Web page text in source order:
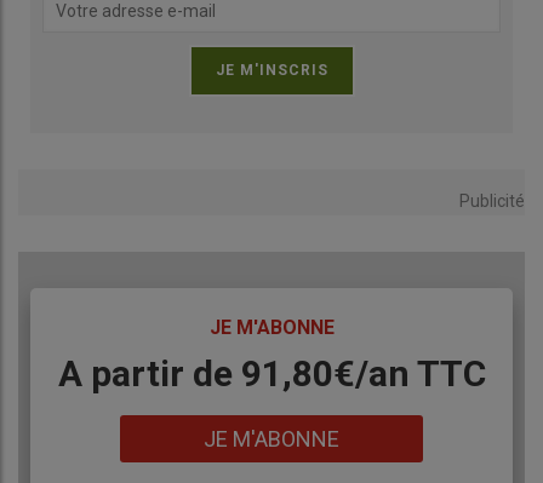
Publicité
JE M'ABONNE
Body
A partir de 91,80€/an​ TTC
JE M'ABONNE